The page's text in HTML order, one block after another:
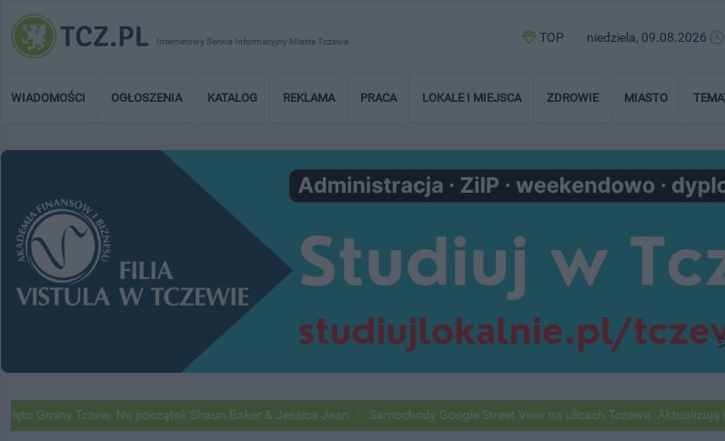
Internetowy Serwis Informacyjny Miasta Tczewa TOP niedziela, 09.08.2026
WIADOMOŚCI OGŁOSZENIA KATALOG REKLAMA PRACA LOKALE I MIEJSCA ZDROWIE MIASTO
Tczew. Na początek Shaun Baker & Jessica Jean Samochody Google Street View na ulicach Tczewa. Aktualizują mapy